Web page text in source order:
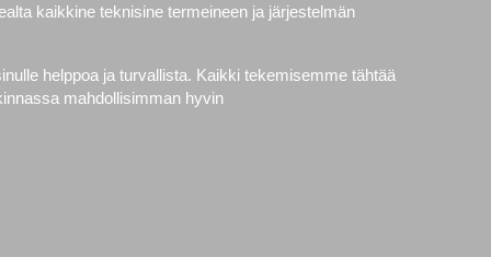
kaikkine teknisine termeineen ja järjestelmän
helppoa ja turvallista. Kaikki tekemisemme tähtää
mahdollisimman hyvin